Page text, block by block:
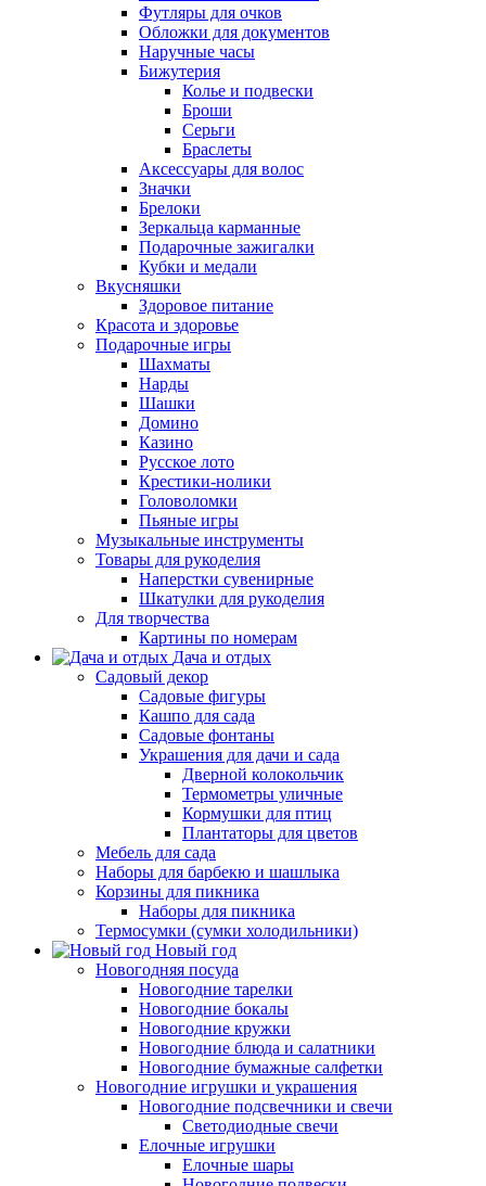
Футляры для очков
Обложки для документов
Наручные часы
Бижутерия
Колье и подвески
Броши
Серьги
Браслеты
Аксессуары для волос
Значки
Брелоки
Зеркальца карманные
Подарочные зажигалки
Кубки и медали
Вкусняшки
Здоровое питание
Красота и здоровье
Подарочные игры
Шахматы
Нарды
Шашки
Домино
Казино
Русское лото
Крестики-нолики
Головоломки
Пьяные игры
Музыкальные инструменты
Товары для рукоделия
Наперстки сувенирные
Шкатулки для рукоделия
Для творчества
Картины по номерам
Дача и отдых
Садовый декор
Садовые фигуры
Кашпо для сада
Садовые фонтаны
Украшения для дачи и сада
Дверной колокольчик
Термометры уличные
Кормушки для птиц
Плантаторы для цветов
Мебель для сада
Наборы для барбекю и шашлыка
Корзины для пикника
Наборы для пикника
Термосумки (сумки холодильники)
Новый год
Новогодняя посуда
Новогодние тарелки
Новогодние бокалы
Новогодние кружки
Новогодние блюда и салатники
Новогодние бумажные салфетки
Новогодние игрушки и украшения
Новогодние подсвечники и свечи
Светодиодные свечи
Елочные игрушки
Елочные шары